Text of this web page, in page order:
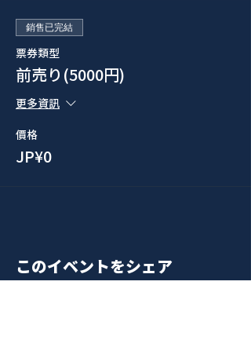
銷售已完結
票券類型
前売り(5000円)
更多資訊
價格
JP¥0
このイベントをシェア